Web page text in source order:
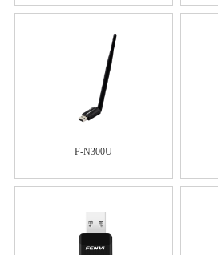
F-N300U